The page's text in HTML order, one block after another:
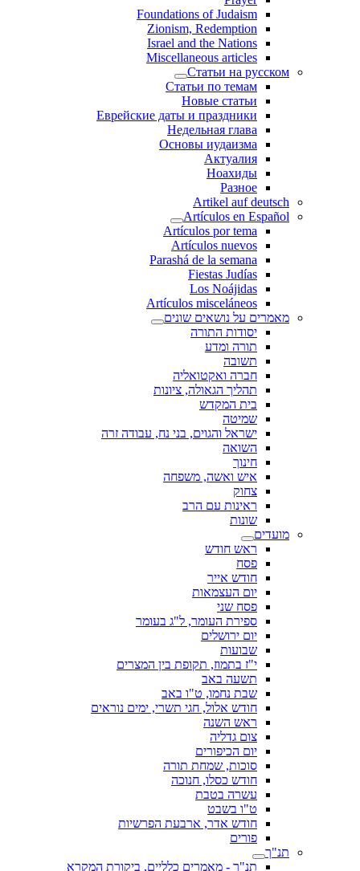
Foundations of Judaism
Zionism, Redemption
Israel and the Nations
Miscellaneous articles
Статьи на русском
Статьи по темам
Новые статьи
Еврейские даты и праздники
Недельная глава
Основы иудаизма
Актуалия
Ноахиды
Разное
Artikel auf deutsch
Artículos en Español
Artículos por tema
Artículos nuevos
Parashá de la semana
Fiestas Judías
Los Noájidas
Artículos misceláneos
מאמרים על נושאים שונים
יסודות התורה
תורה ומדע
תשובה
חברה ואקטואליה
תהליך הגאולה, ציונות
בית המקדש
שמיטה
ישראל והגוים, בני נח, עבודה זרה
השואה
חינוך
איש ואשה, משפחה
צחוק
ראינות עם הרב
שונות
מועדים
ראש חודש
פסח
חודש אייר
יום העצמאות
פסח שני
ספירת העומר, ל"ג בעומר
יום ירושלים
שבועות
י"ז בתמוז, תקופת בין המצרים
תשעה באב
שבת נחמו, ט"ו באב
חודש אלול, חגי תשרי, ימים נוראים
ראש השנה
צום גדליה
יום הכיפורים
סוכות, שמחת תורה
חודש כסלו, חנוכה
עשרה בטבת
ט"ו בשבט
חודש אדר, ארבעת הפרשיות
פורים
תנ"ך
תנ"ך - מאמרים כלליים, ביקורת המקרא